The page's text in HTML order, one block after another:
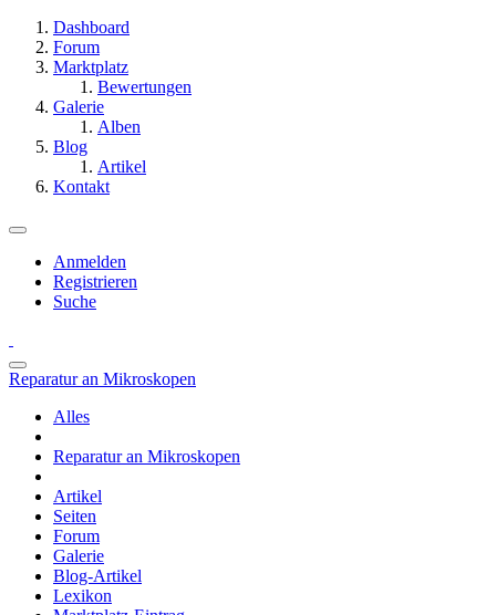
Dashboard
Forum
Marktplatz
Bewertungen
Galerie
Alben
Blog
Artikel
Kontakt
Anmelden
Registrieren
Suche
Reparatur an Mikroskopen
Alles
Reparatur an Mikroskopen
Artikel
Seiten
Forum
Galerie
Blog-Artikel
Lexikon